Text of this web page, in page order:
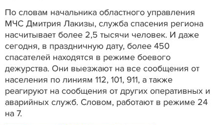
По словам начальника областного управления
МЧС Дмитрия Лакизы, служба спасения региона
насчитывает более 2,5 тысячи человек. И даже
сегодня, в праздничную дату, более 450
спасателей находятся в режиме боевого
дежурства. Они выезжают на все сообщения от
населения по линиям 112, 101, 911, а также
реагируют на сообщения от других оперативных и
аварийных служб. Словом, работают в режиме 24
на 7.